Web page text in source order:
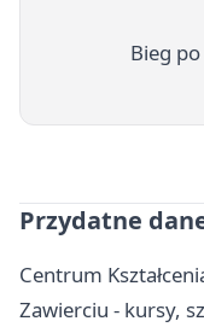
Bieg
Przydatne
Centrum
Zawierciu - kursy,